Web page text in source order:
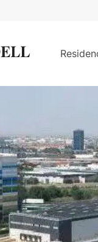
Nave logistica en